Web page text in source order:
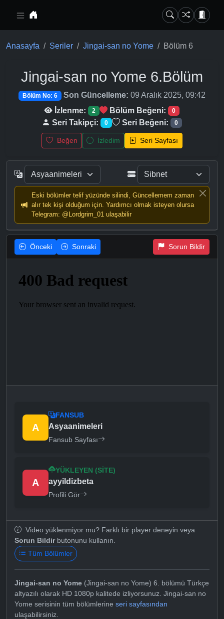
Anasayfa Seriler Jingai-san no Yome Bölüm 6
Jingai-san no Yome 6.Bölüm
Bölüm No: 6 Son Güncelleme: 09 Aralık 2025, 09:42
İzlenme:
2 Bölüm Beğeni: 0
Seri Takipçi: 0 Seri Beğeni: 0
Beğen İzledim Seri Sayfası
Eski bölümler telif yüzünde silindi, Güncellemem zaman
alır tek kişi olduğum için. Yardımcı olmak isteyen olursa
Telegram: @Lordgrim_01 ulaşabilir
Önceki Sonraki Sorun Bildir
A
FANSUB
Asyaanimeleri
Fansub Sayfası
A
YÜKLEYEN (SITE)
ayyildizbeta
Profili Gör
Video yüklenmiyor mu? Farklı bir player deneyin veya
Sorun Bildirbutonunu kullanın.
Tüm Bölümler
Jingai-san no Yome (Jingai-san no Yome) 6. bölümü Türkçe
altyazılı olarak HD 1080p kalitede izliyorsunuz. Jingai-san no
Yome serisinin tüm bölümlerine seri sayfasından
ulaşabilirsiniz.